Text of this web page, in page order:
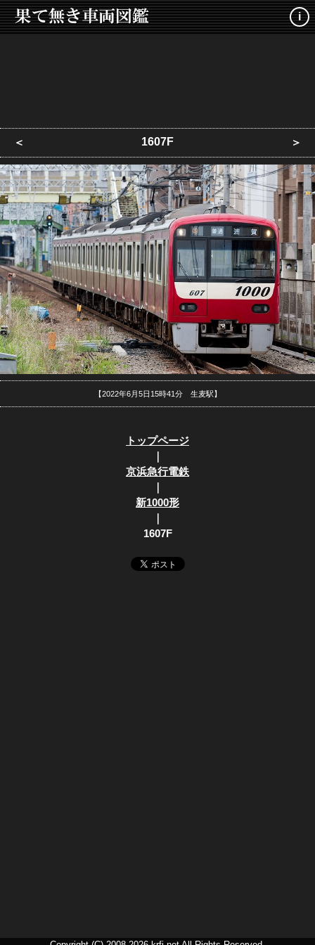
i
＜ 1607F ＞
【2022年6月5日15時41分 生麦駅】
トップページ
｜
京浜急行電鉄
｜
新1000形
｜
1607F